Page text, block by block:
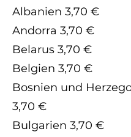
Albanien 3,70 €
Andorra 3,70 €
Belarus 3,70 €
Belgien 3,70 €
Bosnien und
3,70 €
Bulgarien 3,70 €